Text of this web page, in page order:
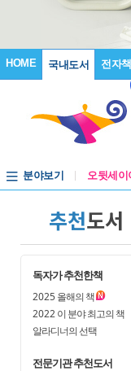
HOME 국내도서 전자책
분야보기 오뒷세이
추천도서
독자가 추천한책
2025올해의 책
2022이 분야 최고의 책
알라디너의 선택
전문기관 추천도서